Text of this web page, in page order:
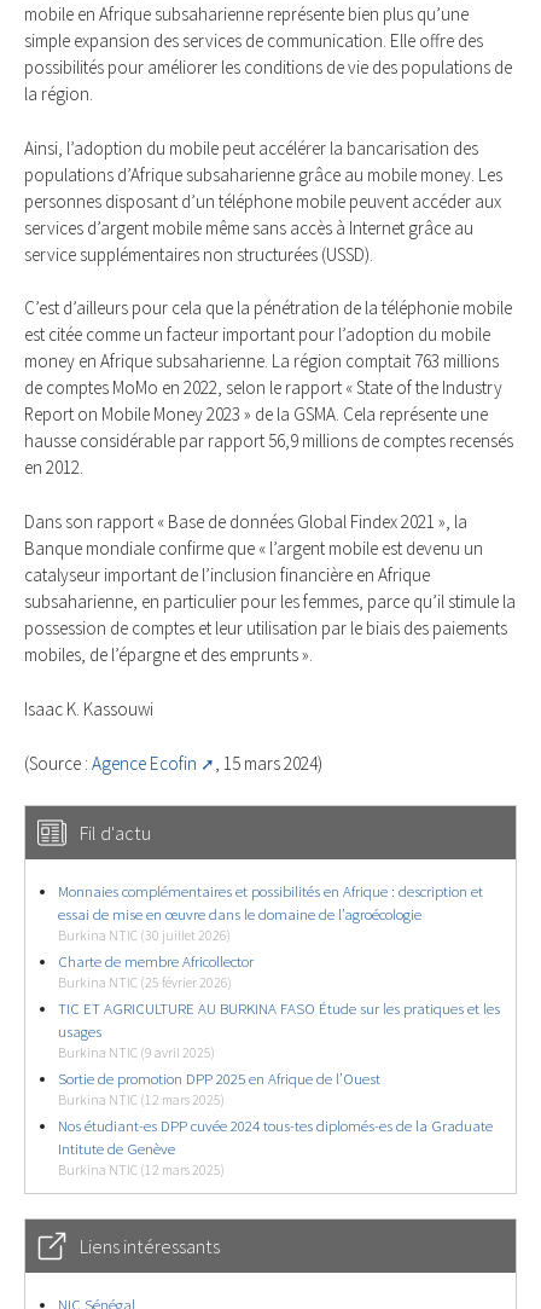
mobile en Afrique subsaharienne représente bien plus qu’une
simple expansion des services de communication. Elle offre des
possibilités pour améliorer les conditions de vie des populations de
la région.
Ainsi, l’adoption du mobile peut accélérer la bancarisation des
populations d’Afrique subsaharienne grâce au mobile money. Les
personnes disposant d’un téléphone mobile peuvent accéder aux
services d’argent mobile même sans accès à Internet grâce au
service supplémentaires non structurées (USSD).
C’est d’ailleurs pour cela que la pénétration de la téléphonie mobile
est citée comme un facteur important pour l’adoption du mobile
money en Afrique subsaharienne. La région comptait 763 millions
de comptes MoMo en 2022, selon le rapport « State of the Industry
Report on Mobile Money 2023 » de la GSMA. Cela représente une
hausse considérable par rapport 56,9 millions de comptes recensés
en 2012.
Dans son rapport « Base de données Global Findex 2021 », la
Banque mondiale confirme que « l’argent mobile est devenu un
catalyseur important de l’inclusion financière en Afrique
subsaharienne, en particulier pour les femmes, parce qu’il stimule la
possession de comptes et leur utilisation par le biais des paiements
mobiles, de l’épargne et des emprunts ».
Isaac K. Kassouwi
(Source : Agence Ecofin , 15 mars 2024)
Fil d'actu
Monnaies complémentaires et possibilités en Afrique : description et
essai de mise en œuvre dans le domaine de l’agroécologie
Burkina NTIC (30 juillet 2026)
Charte de membre Africollector
Burkina NTIC (25 février 2026)
TIC ET AGRICULTURE AU BURKINA FASO Étude sur les pratiques et les
usages
Burkina NTIC (9 avril 2025)
Sortie de promotion DPP 2025 en Afrique de l’Ouest
Burkina NTIC (12 mars 2025)
Nos étudiant-es DPP cuvée 2024 tous-tes diplomés-es de la Graduate
Intitute de Genève
Burkina NTIC (12 mars 2025)
Liens intéressants
NIC Sénégal